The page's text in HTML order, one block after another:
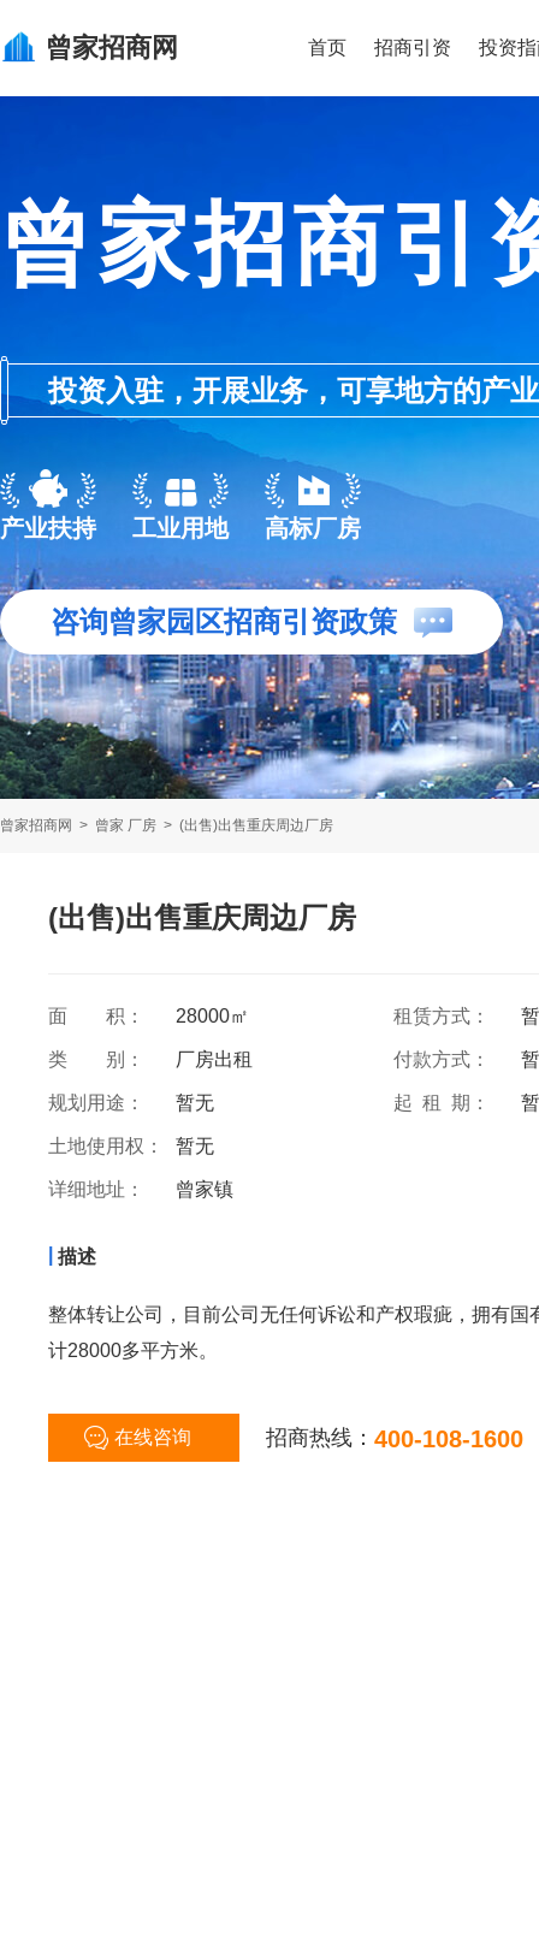
曾家招商网 首页 招商引资 投资
曾家招商引
投资入驻，开展业务，可享地方的产
产业扶持 工业用地 高标厂房
咨询曾家园区招商引资政策
曾家招商网 > 曾家 厂房 > (出售)出售重庆周边厂房
(出售)出售重庆周边厂房
面 积： 28000㎡ 租赁方式：
类 别： 厂房出租 付款方式：
规划用途： 暂无 起 租 期：
土地使用权： 暂无
详细地址： 曾家镇
描述
整体转让公司，目前公司无任何诉讼和产权瑕疵，拥有
计28000多平方米。
在线咨询 招商热线： 400-108-1600